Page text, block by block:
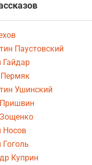
Паустовский
Гайдар
Пермяк
Ушинский
Носов
Куприн